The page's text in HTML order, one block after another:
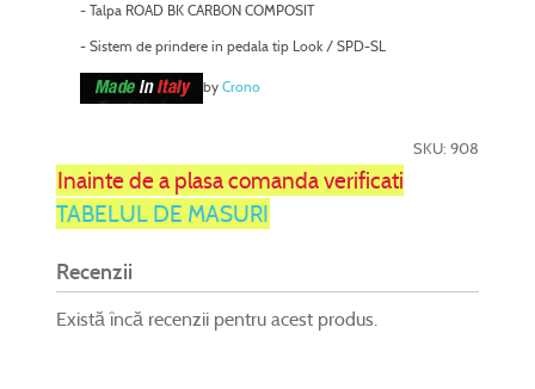
- Talpa ROAD BK CARBON COMPOSIT
- Sistem de prindere in pedala tip Look / SPD-SL
by Crono
SKU: 908
Inainte de a plasa comanda verificati
TABELUL DE MASURI
Recenzii
Există încă recenzii pentru acest produs.